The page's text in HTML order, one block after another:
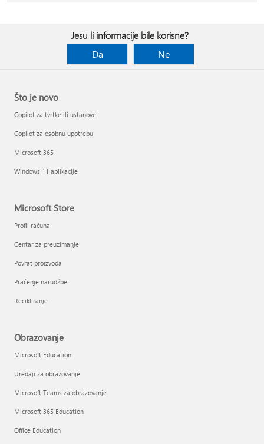
Jesu li informacije bile korisne?
Da
Ne
Što je novo
Copilot za tvrtke ili ustanove
Copilot za osobnu upotrebu
Microsoft 365
Windows 11 aplikacije
Microsoft Store
Profil računa
Centar za preuzimanje
Povrat proizvoda
Praćenje narudžbe
Recikliranje
Obrazovanje
Microsoft Education
Uređaji za obrazovanje
Microsoft Teams za obrazovanje
Microsoft 365 Education
Office Education